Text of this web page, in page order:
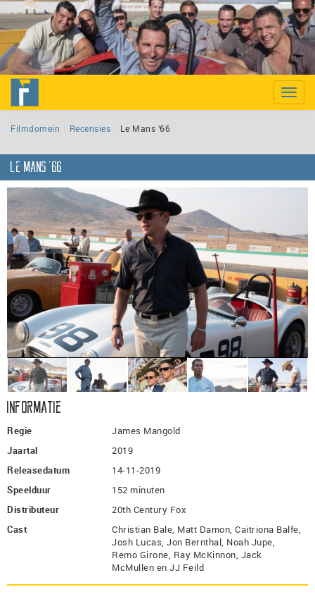
Toggle
Filmdomein Recensies Le Mans ‘66
Le Mans ‘66
Informatie
Regie
James Mangold
Jaartal
2019
Releasedatum
14-11-2019
Speelduur
152 minuten
Distributeur
20th Century Fox
Cast
Christian Bale, Matt Damon, Caitriona Balfe,
Josh Lucas, Jon Bernthal, Noah Jupe,
Remo Girone, Ray McKinnon, Jack
McMullen en JJ Feild